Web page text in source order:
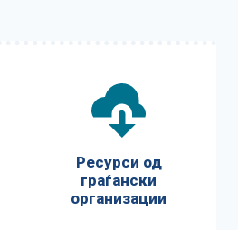
Ресурси од
граѓански
организации